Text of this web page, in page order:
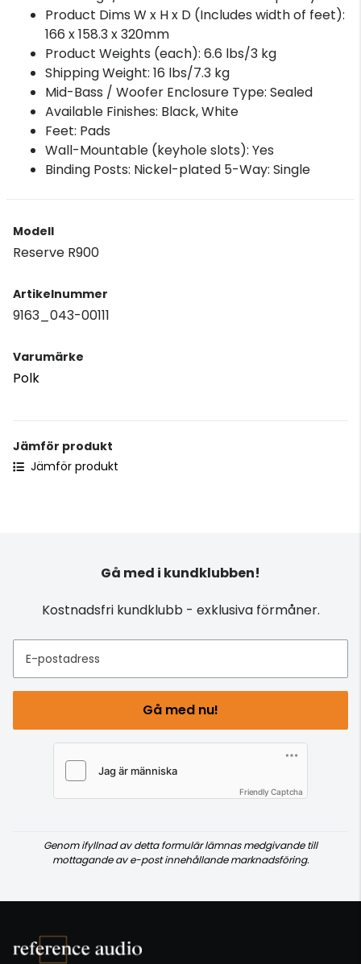
Product Dims W x H x D (Includes width of feet):
166 x 158.3 x 320mm
Product Weights (each): 6.6 lbs/3 kg
Shipping Weight: 16 lbs/7.3 kg
Mid-Bass / Woofer Enclosure Type: Sealed
Available Finishes: Black, White
Feet: Pads
Wall-Mountable (keyhole slots): Yes
Binding Posts: Nickel-plated 5-Way: Single
Modell
Reserve R900
Artikelnummer
9163_043-00111
Varumärke
Polk
Jämför produkt
Jämför produkt
Gå med i kundklubben!
Kostnadsfri kundklubb - exklusiva förmåner.
E-postadress
Gå med nu!
Friendly Captcha
Genom ifyllnad av detta formulär lämnas medgivande till
mottagande av e-post innehållande marknadsföring.